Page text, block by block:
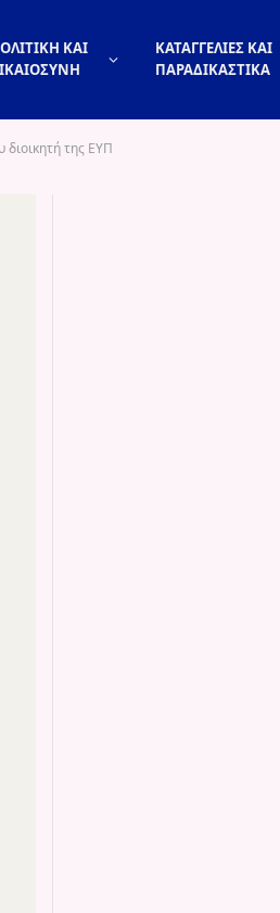
ΚΑΙ
ΚΑΤΑΓΓΕΛΙΕΣ ΚΑΙ
ΠΑΡΑΔΙΚΑΣΤΙΚΑ
της ΕΥΠ